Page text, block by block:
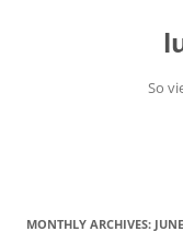
So
MONTHLY ARCHIVES: